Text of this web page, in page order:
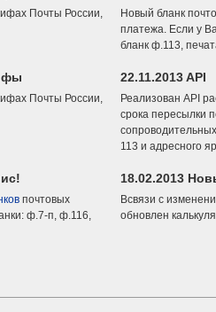
Почты России,
Новый бланк
платежа. Если у
бланк ф.113,
Почты России,
22.11.2013 API
Реализован API
срока пересылки
113 и адресного
почтовых
ф.7-п, ф.116,
18.02.2013
Всвязи с
обновлен